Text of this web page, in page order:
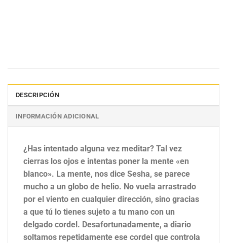
DESCRIPCIÓN
INFORMACIÓN ADICIONAL
¿Has intentado alguna vez meditar? Tal vez
cierras los ojos e intentas poner la mente «en
blanco». La mente, nos dice Sesha, se parece
mucho a un globo de helio. No vuela arrastrado
por el viento en cualquier dirección, sino gracias
a que tú lo tienes sujeto a tu mano con un
delgado cordel. Desafortunadamente, a diario
soltamos repetidamente ese cordel que controla